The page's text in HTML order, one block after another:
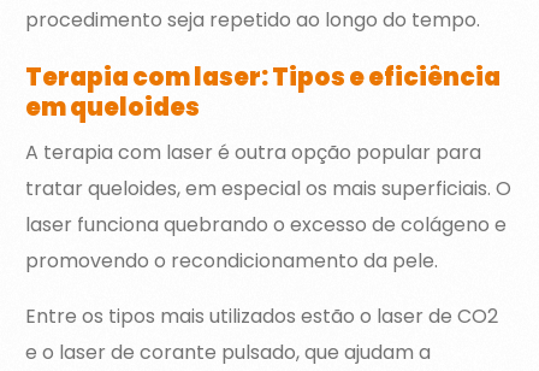
procedimento seja repetido ao longo do tempo.
Terapia com laser: Tipos e eficiência
em queloides
A terapia com laser é outra opção popular para
tratar queloides, em especial os mais superficiais. O
laser funciona quebrando o excesso de colágeno e
promovendo o recondicionamento da pele.
Entre os tipos mais utilizados estão o laser de CO2
e o laser de corante pulsado, que ajudam a